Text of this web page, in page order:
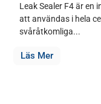
Leak Sealer F4 är
att användas i hela
svåråtkomliga...
Läs Mer